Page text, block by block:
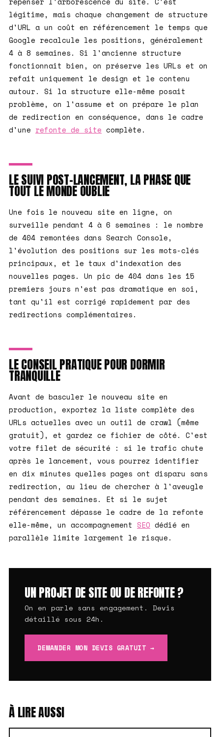
légitime, mais chaque changement de structure
d'URL a un coût en référencement le temps que
Google recalcule les positions, généralement
4 à 8 semaines. Si l'ancienne structure
fonctionnait bien, on préserve les URLs et on
refait uniquement le design et le contenu
autour. Si la structure elle-même posait
problème, on l'assume et on prépare le plan
de redirection en conséquence, dans le cadre
d'une refonte de site complète.
LE SUIVI POST-LANCEMENT, LA PHASE QUE
TOUT LE MONDE OUBLIE
Une fois le nouveau site en ligne, on
surveille pendant 4 à 6 semaines : le nombre
de 404 remontées dans Search Console,
l'évolution des positions sur les mots-clés
principaux, et le taux d'indexation des
nouvelles pages. Un pic de 404 dans les 15
premiers jours n'est pas dramatique en soi,
tant qu'il est corrigé rapidement par des
redirections complémentaires.
LE CONSEIL PRATIQUE POUR DORMIR
TRANQUILLE
Avant de basculer le nouveau site en
production, exportez la liste complète des
URLs actuelles avec un outil de crawl (même
gratuit), et gardez ce fichier de côté. C'est
votre filet de sécurité : si le trafic chute
après le lancement, vous pourrez identifier
en dix minutes quelles pages ont disparu sans
redirection, au lieu de chercher à l'aveugle
pendant des semaines. Et si le sujet
référencement dépasse le cadre de la refonte
elle-même, un accompagnement SEO dédié en
parallèle limite largement le risque.
UN PROJET DE SITE OU DE REFONTE ?
On en parle sans engagement. Devis
détaillé sous 24h.
DEMANDER MON DEVIS GRATUIT →
À LIRE AUSSI